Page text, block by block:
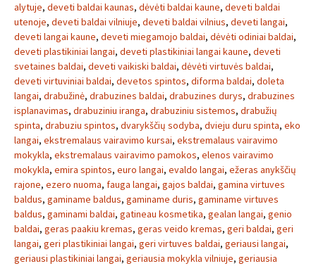
alytuje, deveti baldai kaunas, dėvėti baldai kaune, deveti baldai
utenoje, deveti baldai vilniuje, deveti baldai vilnius, deveti langai,
deveti langai kaune, deveti miegamojo baldai, dėvėti odiniai baldai,
deveti plastikiniai langai, deveti plastikiniai langai kaune, deveti
svetaines baldai, deveti vaikiski baldai, dėvėti virtuvės baldai,
deveti virtuviniai baldai, devetos spintos, diforma baldai, doleta
langai, drabužinė, drabuzines baldai, drabuzines durys, drabuzines
isplanavimas, drabuziniu iranga, drabuziniu sistemos, drabužių
spinta, drabuziu spintos, dvarykščių sodyba, dvieju duru spinta, eko
langai, ekstremalaus vairavimo kursai, ekstremalaus vairavimo
mokykla, ekstremalaus vairavimo pamokos, elenos vairavimo
mokykla, emira spintos, euro langai, evaldo langai, ežeras anykščių
rajone, ezero nuoma, fauga langai, gajos baldai, gamina virtuves
baldus, gaminame baldus, gaminame duris, gaminame virtuves
baldus, gaminami baldai, gatineau kosmetika, gealan langai, genio
baldai, geras paakiu kremas, geras veido kremas, geri baldai, geri
langai, geri plastikiniai langai, geri virtuves baldai, geriausi langai,
geriausi plastikiniai langai, geriausia mokykla vilniuje, geriausia